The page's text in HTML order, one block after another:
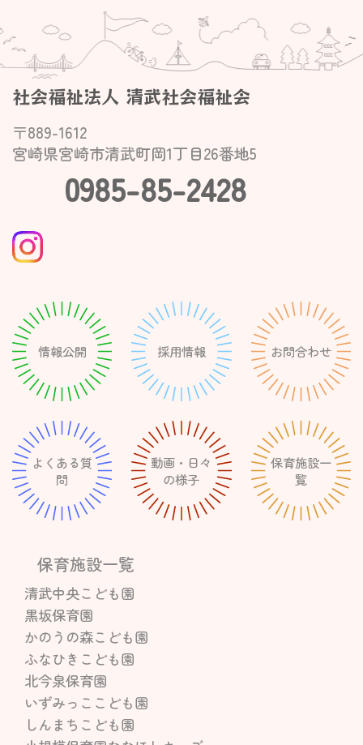
社会福祉法人 清武社会福祉会
〒889-1612
宮崎県宮崎市清武町岡1丁目26番地5
0985-85-2428
保育施設一覧
清武中央こども園
黒坂保育園
かのうの森こども園
ふなひきこども園
北今泉保育園
いずみっここども園
しんまちこども園
情報公開 採用情報 お問合わせ
よくある質
問
動画・日々
の様子
保育施設一
覧